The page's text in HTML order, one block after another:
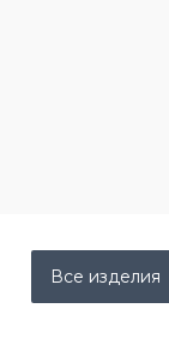
все изделия